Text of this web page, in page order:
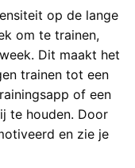
op de lange
om te trainen,
Dit maakt het
trainen tot een
of een
te houden. Door
en zie je